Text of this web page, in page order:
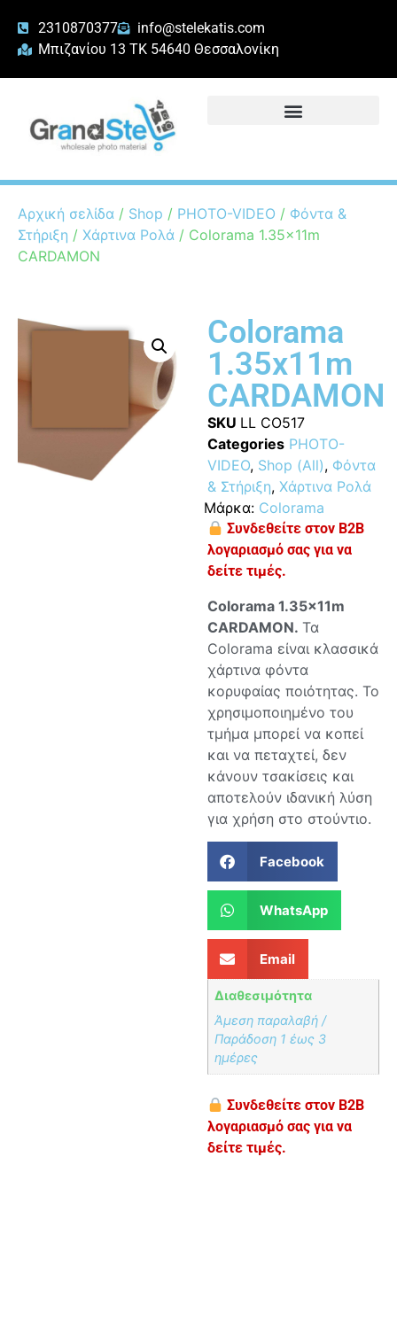
2310870377
info@stelekatis.com
Μπιζανίου 13 ΤΚ 54640 Θεσσαλονίκη
Αρχική σελίδα / Shop / PHOTO-VIDEO / Φόντα &
Στήριξη / Χάρτινα Ρολά / Colorama 1.35x11m
CARDAMON
Colorama
1.35x11m
CARDAMON
SKU LL CO517
Categories PHOTO-
VIDEO, Shop (All), Φόντα
& Στήριξη, Χάρτινα Ρολά
Μάρκα: Colorama
Συνδεθείτε στον B2B
λογαριασμό σας για να
δείτε τιμές.
Colorama 1.35x11m
CARDAMON. Τα
Colorama είναι κλασσικά
χάρτινα φόντα
κορυφαίας ποιότητας. Το
χρησιμοποιημένο του
τμήμα μπορεί να κοπεί
και να πεταχτεί, δεν
κάνουν τσακίσεις και
αποτελούν ιδανική λύση
για χρήση στο στούντιο.
Facebook
WhatsApp
Email
Διαθεσιμότητα
Άμεση παραλαβή /
Παράδoση 1 έως 3
ημέρες
Συνδεθείτε στον B2B
λογαριασμό σας για να
δείτε τιμές.